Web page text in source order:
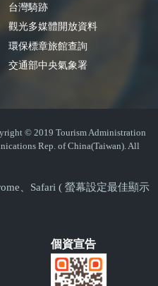
台灣騎跡
觀光多媒體開放資料
環保標章旅館查詢
交通部中央氣象署
© 2019 Tourism Administration
Rep. of China(Taiwan). All
、Safari ( 螢幕設定最佳顯示
個資宣告